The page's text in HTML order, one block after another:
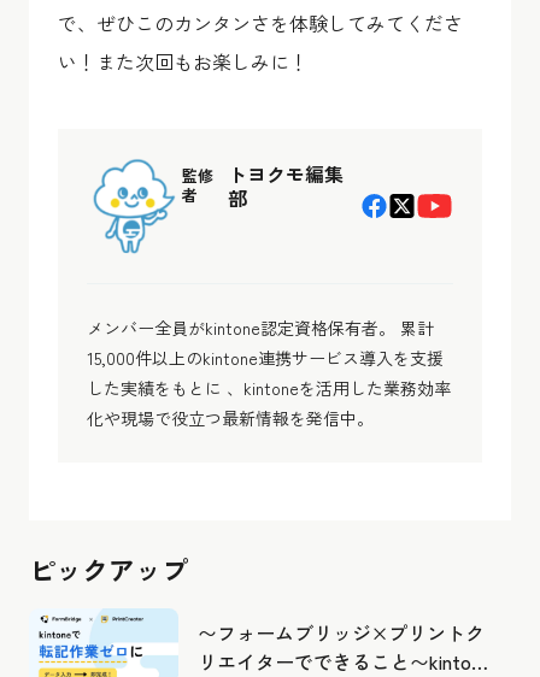
で、ぜひこのカンタンさを体験してみてくださ
い！また次回もお楽しみに！
監修
者
トヨクモ編集
部
メンバー全員がkintone認定資格保有者。 累計
15,000件以上のkintone連携サービス導入を支援
した実績をもとに 、kintoneを活用した業務効率
化や現場で役立つ最新情報を発信中。
ピックアップ
〜フォームブリッジ×プリントク
リエイターでできること〜kintone